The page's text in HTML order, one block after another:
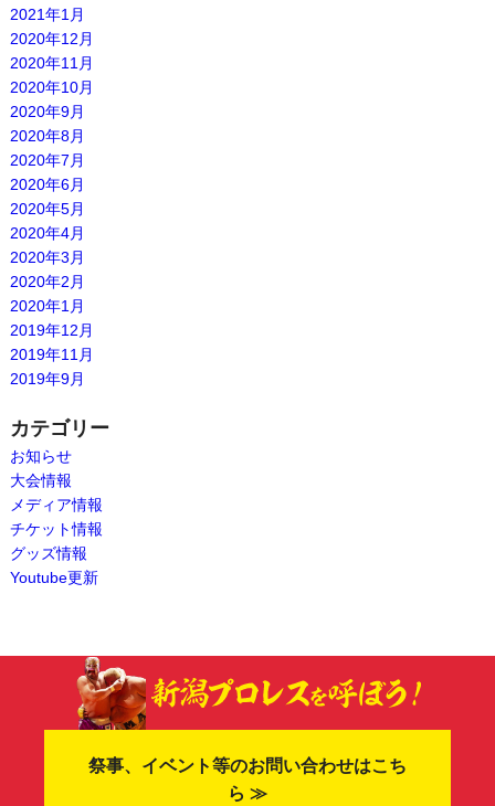
2021年1月
2020年12月
2020年11月
2020年10月
2020年9月
2020年8月
2020年7月
2020年6月
2020年5月
2020年4月
2020年3月
2020年2月
2020年1月
2019年12月
2019年11月
2019年9月
カテゴリー
お知らせ
大会情報
メディア情報
チケット情報
グッズ情報
Youtube更新
祭事、イベント等のお問い合わせはこち
ら ≫